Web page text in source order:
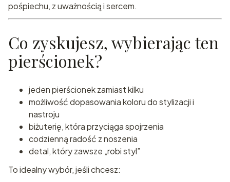
pośpiechu, z uważnością i sercem.
Co zyskujesz, wybierając ten
pierścionek?
jeden pierścionek zamiast kilku
możliwość dopasowania koloru do stylizacji i
nastroju
biżuterię, która przyciąga spojrzenia
codzienną radość z noszenia
detal, który zawsze „robi styl”
To idealny wybór, jeśli chcesz: